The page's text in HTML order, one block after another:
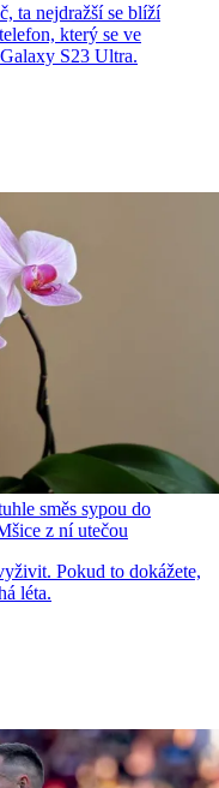
ta nejdražší se blíží
který se ve
S23 Ultra.
směs sypou do
z ní utečou
Pokud to dokážete,
léta.